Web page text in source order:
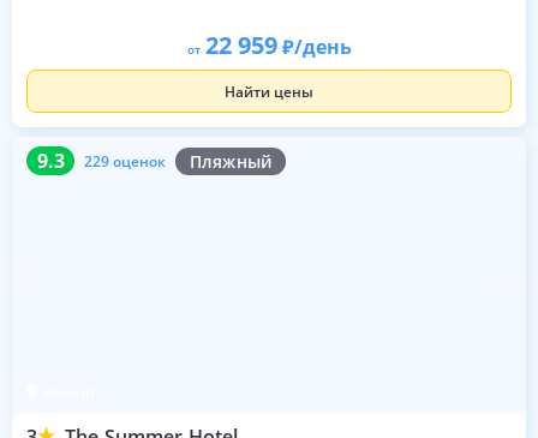
от 22 959 /день
Найти цены
9.3 229 оценок Пляжный
9.3 229 оценок